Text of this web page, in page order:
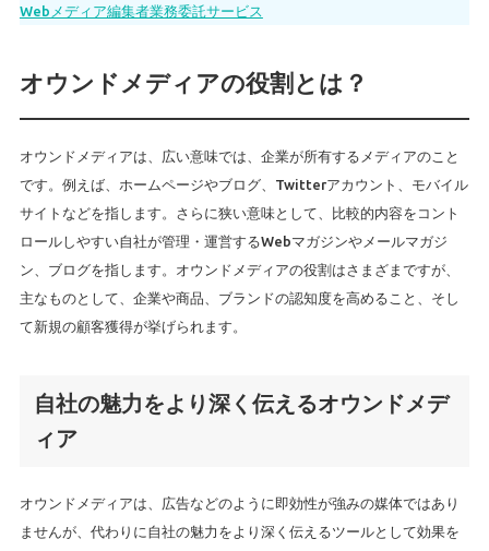
Webメディア編集者業務委託サービス
オウンドメディアの役割とは？
オウンドメディアは、広い意味では、企業が所有するメディアのこと
です。例えば、ホームページやブログ、Twitterアカウント、モバイル
サイトなどを指します。さらに狭い意味として、比較的内容をコント
ロールしやすい自社が管理・運営するWebマガジンやメールマガジ
ン、ブログを指します。オウンドメディアの役割はさまざまですが、
主なものとして、企業や商品、ブランドの認知度を高めること、そし
て新規の顧客獲得が挙げられます。
自社の魅力をより深く伝えるオウンドメデ
ィア
オウンドメディアは、広告などのように即効性が強みの媒体ではあり
ませんが、代わりに自社の魅力をより深く伝えるツールとして効果を